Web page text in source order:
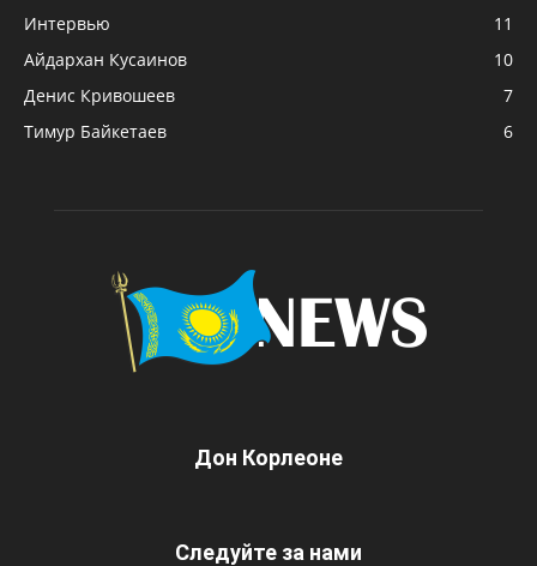
Интервью
11
Айдархан Кусаинов
10
Денис Кривошеев
7
Тимур Байкетаев
6
Дон Корлеоне
Следуйте за нами